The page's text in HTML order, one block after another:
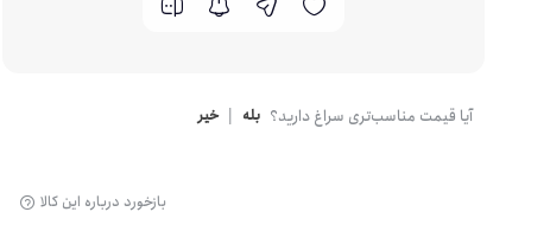
آیا قیمت مناسب‌تری سراغ دارید؟ بله خیر
بازخورد درباره این کالا